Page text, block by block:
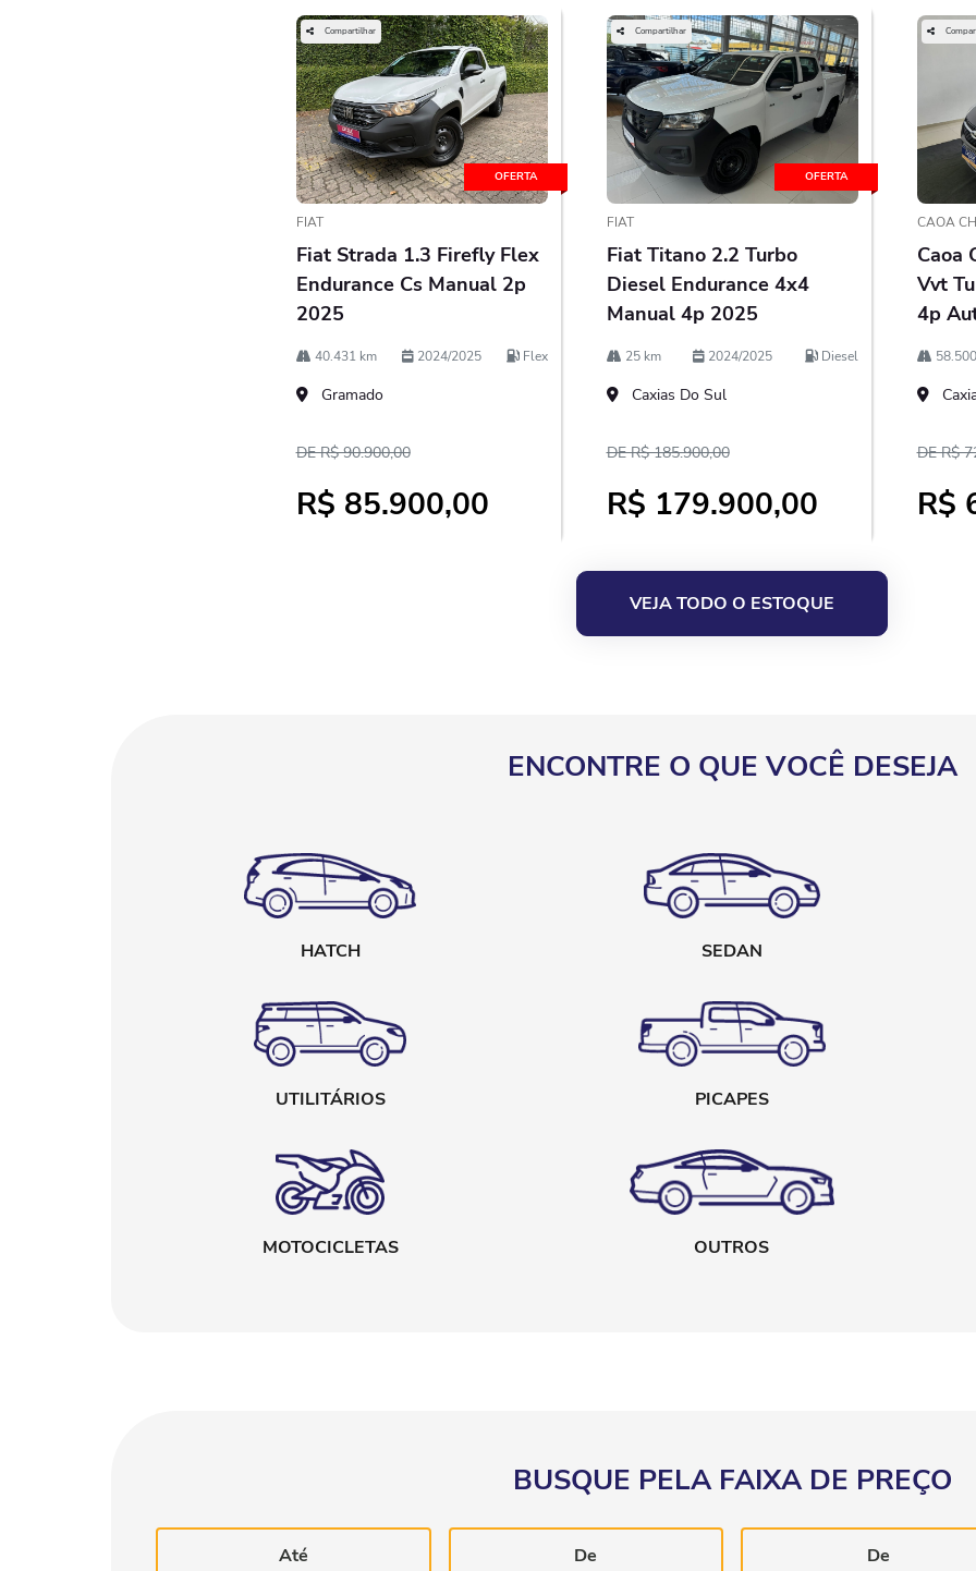
OFERTA
Compartilhar
FIAT
Fiat Strada 1.3 Firefly Flex
Endurance Cs Manual 2p
2025
40.431 km 2024/2025 Flex
Gramado
DE R$ 90.900,00
R$ 85.900,00
OFERTA
Compartilhar
FIAT
Fiat Titano 2.2 Turbo
Diesel Endurance 4x4
Manual 4p 2025
25 km 2024/2025 Diesel
Caxias Do Sul
DE R$ 185.900,00
R$ 179.900,00
CAOA
Caoa
Vvt
4p
DE R$
R$
VEJA TODO O ESTOQUE
ENCONTRE O QUE VOCÊ DESEJA
HATCH SEDAN
UTILITÁRIOS PICAPES
MOTOCICLETAS OUTROS
BUSQUE PELA FAIXA DE PREÇO
Até
De
De